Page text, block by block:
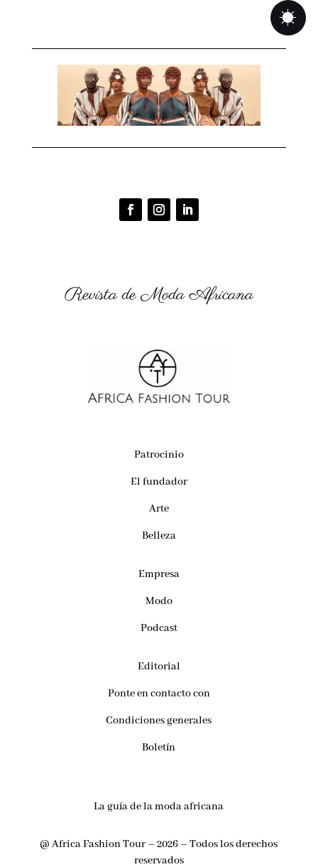
Revista de Moda Africana
Patrocinio
El fundador
Arte
Belleza
Empresa
Modo
Podcast
Editorial
Ponte en contacto con
Condiciones generales
Boletín
La guía de la moda africana
@ Africa Fashion Tour – 2026 – Todos los derechos
reservados